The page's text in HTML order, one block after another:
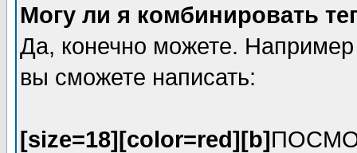
Могу ли я комбинировать
Да, конечно можете.
вы сможете написать:
[size=18][color=red][b]